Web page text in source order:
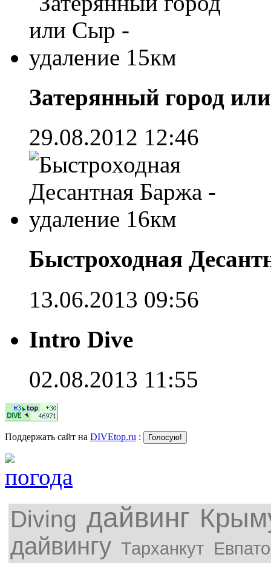
Затерянный город
29.08.2012 12:46
Быстроходная
13.06.2013 09:56
Intro Dive
02.08.2013 11:55
Поддержать сайт на DIVEtop.ru :
Diving дайвинг
дайвингу Тарханкут